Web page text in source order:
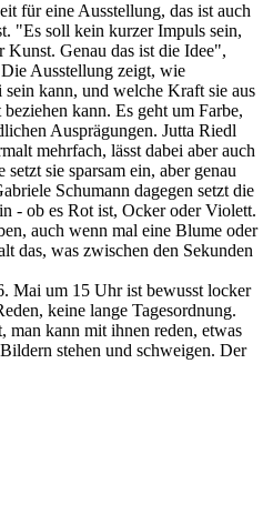
für eine Ausstellung, das ist auch
"Es soll kein kurzer Impuls sein,
Kunst. Genau das ist die Idee",
Ausstellung zeigt, wie
sein kann, und welche Kraft sie aus
kann. Es geht um Farbe,
Ausprägungen. Jutta Riedl
mehrfach, lässt dabei aber auch
sie sparsam ein, aber genau
Schumann dagegen setzt die
- ob es Rot ist, Ocker oder Violett.
auch wenn mal eine Blume oder
das, was zwischen den Sekunden
Mai um 15 Uhr ist bewusst locker
keine lange Tagesordnung.
kann mit ihnen reden, etwas
stehen und schweigen. Der